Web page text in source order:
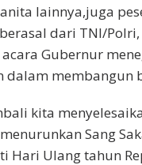
lainnya,juga
dari TNI/Polri,
Gubernur
dalam membangun
kita
Sang
Hari Ulang tahun